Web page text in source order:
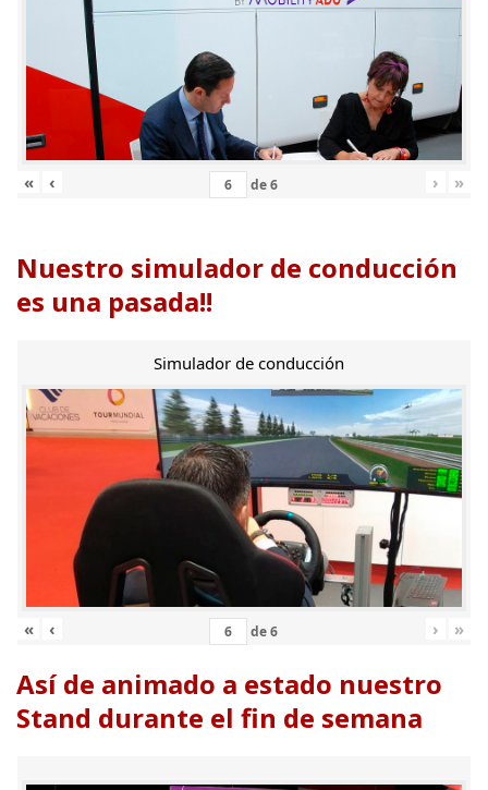
« ‹ de6 › »
Nuestro simulador de conducción
es una pasada!!
Simulador de conducción
« ‹ de6 › »
Así de animado a estado nuestro
Stand durante el fin de semana